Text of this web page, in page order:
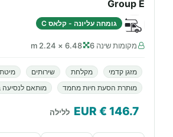
Group E
גומחה עליונה - קלאס C
מקומות שינה 6 6.48 × 2.24 m
מזגן קדמי מקלחת שירותים
מותרת הסעת חיות מחמד
מותאם לנסיעה
146.7
€ EUR ללילה